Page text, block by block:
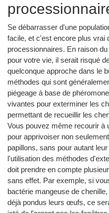
Se débarrasser d'une
facile, et c'est encore plus vrai
processionnaires. En raison
pour votre vie, il serait risqué
quelconque approche dans le
méthodes qui sont
piégeage à base de
vivantes pour exterminer les
permettant de recueillir les
Vous pouvez même recourir à
pour apprivoiser non
papillons, sans pour autant
l'utilisation des méthodes
doit prendre en compte
sans effet. Par exemple, si
bactérie mangeuse de
déjà pondus leurs œufs, ce